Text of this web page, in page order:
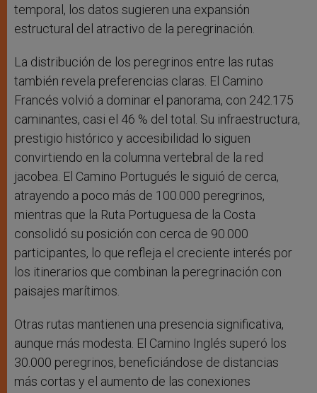
temporal, los datos sugieren una expansión
estructural del atractivo de la peregrinación.
La distribución de los peregrinos entre las rutas
también revela preferencias claras. El Camino
Francés volvió a dominar el panorama, con 242.175
caminantes, casi el 46 % del total. Su infraestructura,
prestigio histórico y accesibilidad lo siguen
convirtiendo en la columna vertebral de la red
jacobea. El Camino Portugués le siguió de cerca,
atrayendo a poco más de 100.000 peregrinos,
mientras que la Ruta Portuguesa de la Costa
consolidó su posición con cerca de 90.000
participantes, lo que refleja el creciente interés por
los itinerarios que combinan la peregrinación con
paisajes marítimos.
Otras rutas mantienen una presencia significativa,
aunque más modesta. El Camino Inglés superó los
30.000 peregrinos, beneficiándose de distancias
más cortas y el aumento de las conexiones